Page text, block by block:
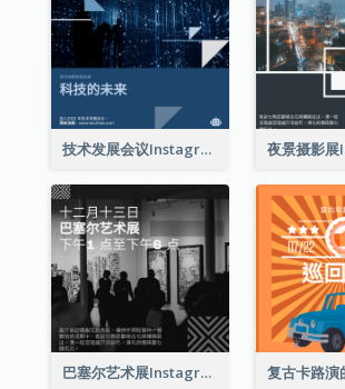
技术发展会议Instagram帖子
巴塞尔艺术展Instagram帖子